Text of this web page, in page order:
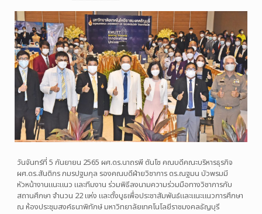
วันจันทร์ที่ 5 กันยายน 2565 ผศ.ดร.นาถรพี ตันโช คณบดีคณะบริหารธุรกิจ
ผศ.ดร.สันติกร ภมรปฐมกุล รองคณบดีฝ่ายวิชาการ ดร.ณฐมน บัวพรมมี
หัวหน้างานแนะแนว และทีมงาน ร่วมพิธีลงนามความร่วมมือทางวิชาการกับ
สถานศึกษา จำนวน 22 แห่ง และตั้งบูธเพื่อประชาสัมพันธ์และแนะแนวการศึกษา
ณ ห้องประชุมสงค์ธนาพิทักษ์ มหาวิทยาลัยเทคโนโลยีราชมงคลธัญบุรี